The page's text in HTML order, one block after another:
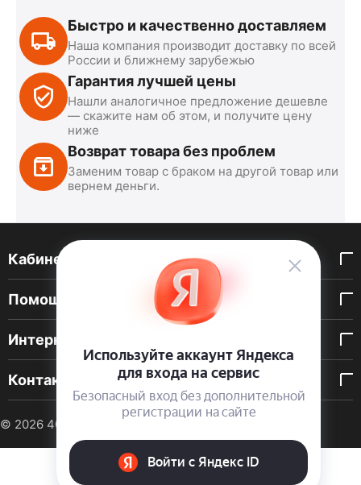
Быстро и качественно доставляем
Наша компания производит доставку по всей
России и ближнему зарубежью
Гарантия лучшей цены
Нашли аналогичное предложение дешевле
— скажите нам об этом, и получите цену
ниже
Возврат товара без проблем
Заменим товар с браком на другой товар или
вернем деньги.
Кабинет покупателя
Помощь покупателю
Интернет-магазин
Контакты
© 2026 40 DEN. Интернет-магазин